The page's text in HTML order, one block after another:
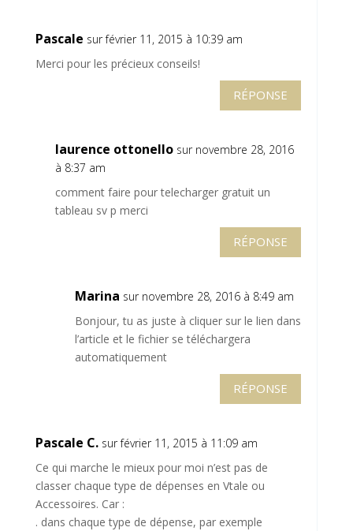
Pascale sur février 11, 2015 à 10:39 am
Merci pour les précieux conseils!
RÉPONSE
laurence ottonello sur novembre 28, 2016
à 8:37 am
comment faire pour telecharger gratuit un
tableau sv p merci
RÉPONSE
Marina sur novembre 28, 2016 à 8:49 am
Bonjour, tu as juste à cliquer sur le lien dans
l’article et le fichier se téléchargera
automatiquement
RÉPONSE
Pascale C. sur février 11, 2015 à 11:09 am
Ce qui marche le mieux pour moi n’est pas de
classer chaque type de dépenses en Vtale ou
Accessoires. Car :
. dans chaque type de dépense, par exemple